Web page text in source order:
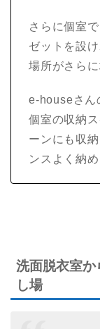
さらに個室
ゼットを設
場所がさらに
e-houseさん
個室の収納
ーンにも収
ンスよく納
洗面脱衣室
し場